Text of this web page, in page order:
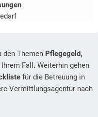
den Themen Pflegegeld,
Fall . Weiterhin gehen
für die Betreuung in
Vermittlungsagentur nach